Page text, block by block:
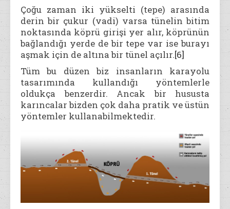
Çoğu zaman iki yükselti (tepe) arasında
derin bir çukur (vadi) varsa tünelin bitim
noktasında köprü girişi yer alır, köprünün
bağlandığı yerde de bir tepe var ise burayı
aşmak için de altına bir tünel açılır.[6]
Tüm bu düzen biz insanların karayolu
tasarımında kullandığı yöntemlerle
oldukça benzerdir. Ancak bir hususta
karıncalar bizden çok daha pratik ve üstün
yöntemler kullanabilmektedir.